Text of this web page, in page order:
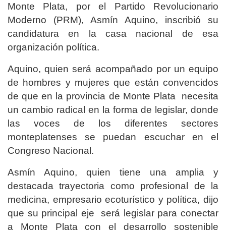
Monte Plata, por el Partido Revolucionario
Moderno (PRM), Asmín Aquino, inscribió su
candidatura en la casa nacional de esa
organización política.
Aquino, quien será acompañado por un equipo
de hombres y mujeres que están convencidos
de que en la provincia de Monte Plata necesita
un cambio radical en la forma de legislar, donde
las voces de los diferentes sectores
monteplatenses se puedan escuchar en el
Congreso Nacional.
Asmín Aquino, quien tiene una amplia y
destacada trayectoria como profesional de la
medicina, empresario ecoturístico y política, dijo
que su principal eje será legislar para conectar
a Monte Plata con el desarrollo sostenible